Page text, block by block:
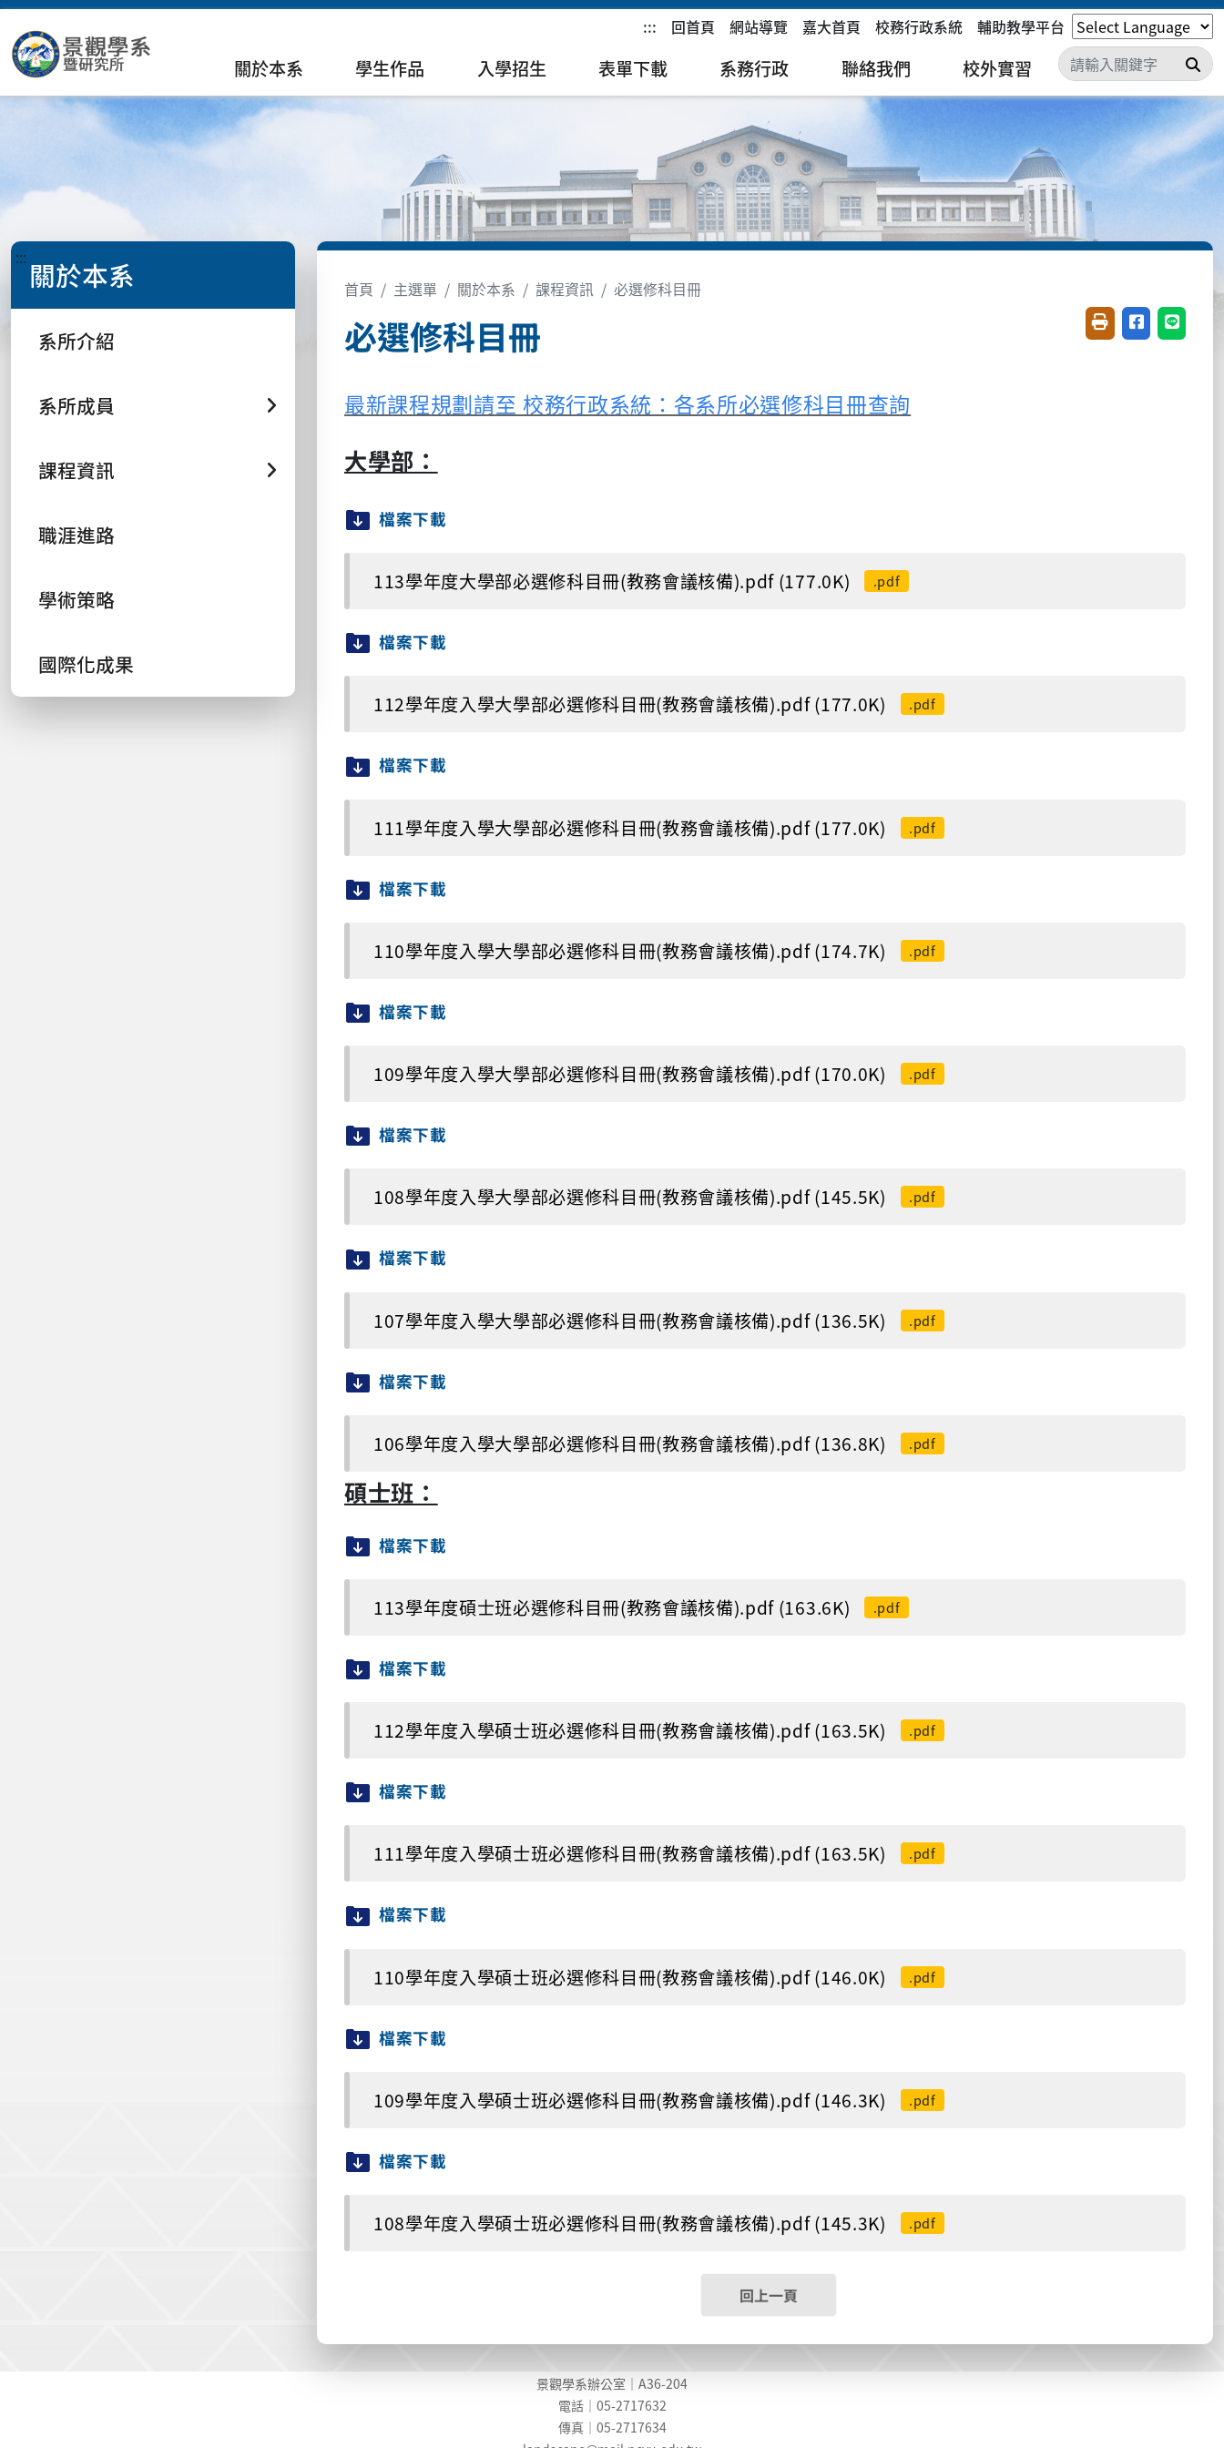
::: 回首頁 網站導覽 嘉大首頁 校務行政系統 輔助教學平台
關於本系 學生作品 入學招生 表單下載 系務行政 聯絡我們 校外實習 搜
::: 關於本系
系所介紹
系所成員
課程資訊
職涯進路
學術策略
國際化成果
首頁 主選單 關於本系 課程資訊 必選修科目冊
必選修科目冊 友善列印(開新視窗)
分享至臉書(
分享至
最新課程規劃請至 校務行政系統：各系所必選修科目冊查詢
大學部：
檔案下載
113學年度大學部必選修科目冊(教務會議核備).pdf (177.0K) .pdf
檔案下載
112學年度入學大學部必選修科目冊(教務會議核備).pdf (177.0K) .pdf
檔案下載
111學年度入學大學部必選修科目冊(教務會議核備).pdf (177.0K) .pdf
檔案下載
110學年度入學大學部必選修科目冊(教務會議核備).pdf (174.7K) .pdf
檔案下載
109學年度入學大學部必選修科目冊(教務會議核備).pdf (170.0K) .pdf
檔案下載
108學年度入學大學部必選修科目冊(教務會議核備).pdf (145.5K) .pdf
檔案下載
107學年度入學大學部必選修科目冊(教務會議核備).pdf (136.5K) .pdf
檔案下載
106學年度入學大學部必選修科目冊(教務會議核備).pdf (136.8K) .pdf
碩士班：
檔案下載
113學年度碩士班必選修科目冊(教務會議核備).pdf (163.6K) .pdf
檔案下載
112學年度入學碩士班必選修科目冊(教務會議核備).pdf (163.5K) .pdf
檔案下載
111學年度入學碩士班必選修科目冊(教務會議核備).pdf (163.5K) .pdf
檔案下載
110學年度入學碩士班必選修科目冊(教務會議核備).pdf (146.0K) .pdf
檔案下載
109學年度入學碩士班必選修科目冊(教務會議核備).pdf (146.3K) .pdf
檔案下載
108學年度入學碩士班必選修科目冊(教務會議核備).pdf (145.3K) .pdf
回上一頁
景觀學系辦公室｜A36-204
電話｜05-2717632
傳真｜05-2717634